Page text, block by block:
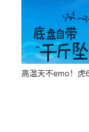
高温天不emo！虎